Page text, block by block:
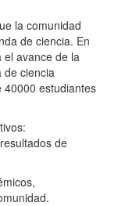
la comunidad
de ciencia. En
el avance de la
de ciencia
40000 estudiantes
de